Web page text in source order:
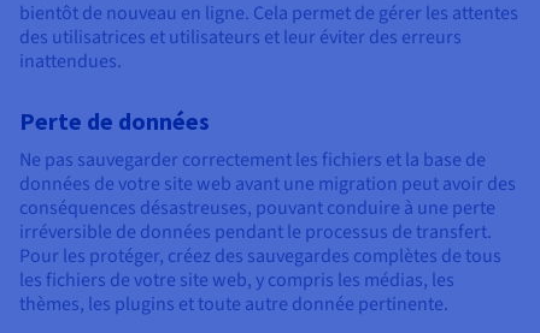
bientôt de nouveau en ligne. Cela permet de gérer les attentes
des utilisatrices et utilisateurs et leur éviter des erreurs
inattendues.
Perte de données
Ne pas sauvegarder correctement les fichiers et la base de
données de votre site web avant une migration peut avoir des
conséquences désastreuses, pouvant conduire à une perte
irréversible de données pendant le processus de transfert.
Pour les protéger, créez des sauvegardes complètes de tous
les fichiers de votre site web, y compris les médias, les
thèmes, les plugins et toute autre donnée pertinente.